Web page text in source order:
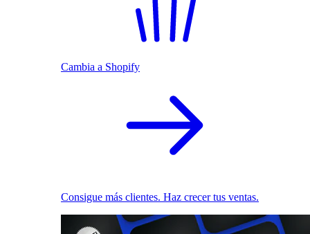
Cambia a Shopify
Consigue más clientes. Haz crecer tus ventas.